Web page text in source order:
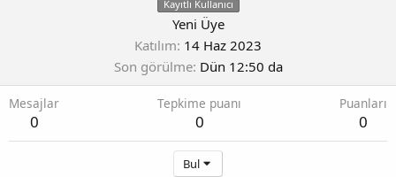
Kayıtlı Kullanıcı
Yeni Üye
Katılım 14 Haz 2023
Son görülme Dün 12:50 da
Mesajlar
0
Tepkime puanı
0
Puanları
0
Bul